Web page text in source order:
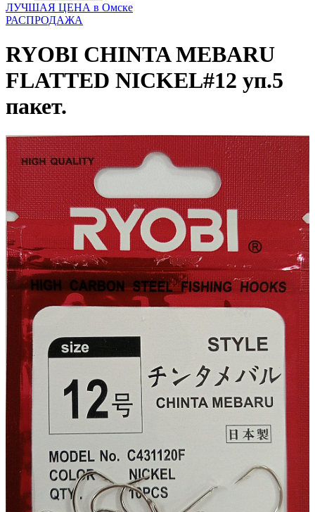
ЛУЧШАЯ ЦЕНА в Омске
РАСПРОДАЖА
RYOBI CHINTA MEBARU
FLATTED NICKEL#12 уп.5
пакет.